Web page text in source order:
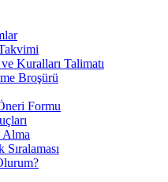
Kuralları Talimatı
Broşürü
Formu
Alma